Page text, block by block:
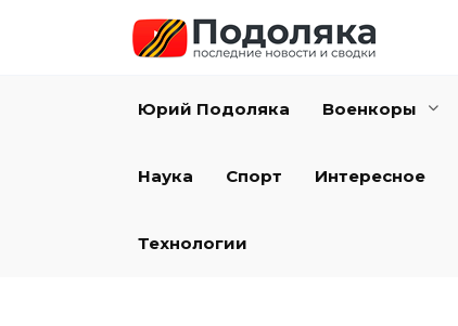
Юрий Подоляка Военкоры
Наука Спорт Интересное
Технологии